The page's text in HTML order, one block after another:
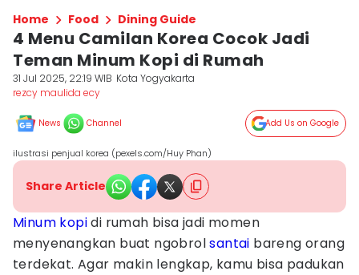
Home Food Dining Guide
4 Menu Camilan Korea Cocok Jadi
Teman Minum Kopi di Rumah
31 Jul 2025, 22:19 WIB Kota Yogyakarta
rezcy maulida ecy
News Channel Add Us on Google
ilustrasi penjual korea (pexels.com/Huy Phan)
Share Article
Minum kopidi rumah bisa jadi momen
menyenangkan buat ngobrolsantai bareng orang
terdekat. Agar makin lengkap, kamu bisa padukan